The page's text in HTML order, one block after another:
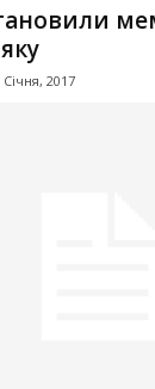
Січня, 2017